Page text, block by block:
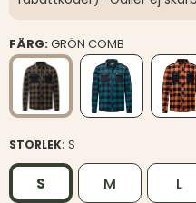
FÄRG:GRÖN COMB
STORLEK: S
S M L